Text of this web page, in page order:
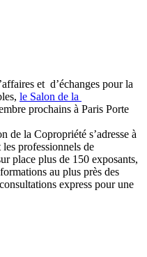
et d’échanges pour la
le Salon de la
prochains à Paris Porte
de la Copropriété s’adresse à
professionnels de
place plus de 150 exposants,
au plus près des
express pour une